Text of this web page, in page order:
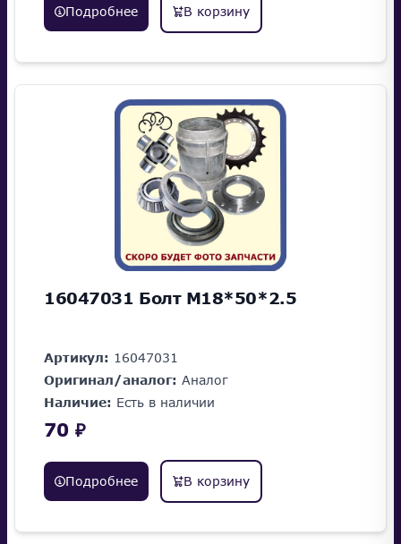
Подробнее В корзину
16047031 Болт M18*50*2.5
Артикул: 16047031
Оригинал/аналог: Аналог
Наличие: Есть в наличии
70 ₽
Подробнее В корзину